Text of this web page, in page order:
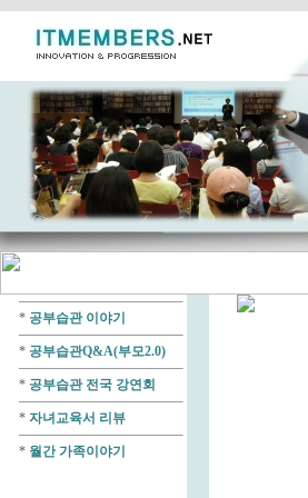
* 공부습관 이야기
* 공부습관Q&A(부모2.0)
* 공부습관 전국 강연회
* 자녀교육서 리뷰
* 월간 가족이야기